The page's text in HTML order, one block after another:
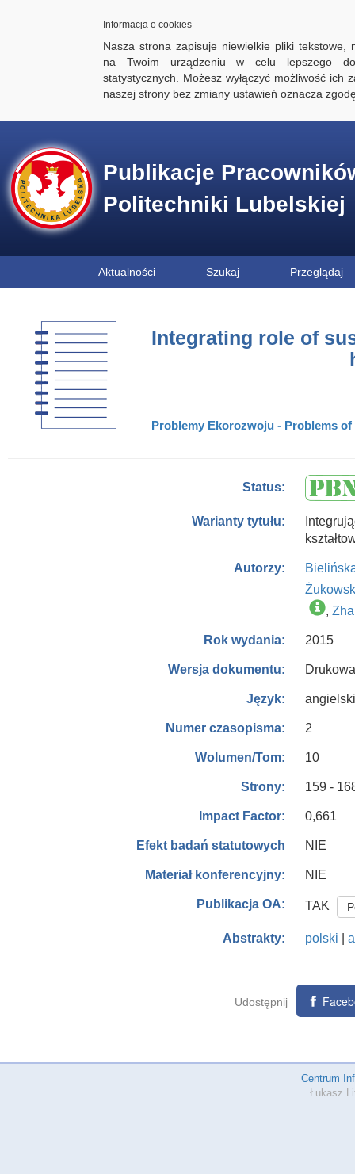
Informacja o cookies
Nasza strona zapisuje niewielkie pliki tekstowe,
na Twoim urządzeniu w celu lepszego
statystycznych. Możesz wyłączyć możliwość ich
naszej strony bez zmiany ustawień oznacza
Publikacje
Politechniki Lubelskiej
Aktualności Szukaj Przeglądaj
Integrating role of
Problemy Ekorozwoju - Problems
Status:
Warianty tytułu:
Autorzy:
,
Rok wydania: 2015
Wersja dokumentu:
Język: angielski
Numer czasopisma: 2
Wolumen/Tom: 10
Strony: 159 -
Impact Factor: 0,661
Efekt badań statutowych NIE
Materiał konferencyjny: NIE
Publikacja OA: TAK
Abstrakty: polski
Udostępnij
Centrum
Łukasz